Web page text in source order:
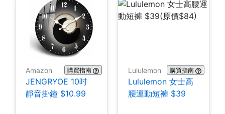
Amazon 購買指南
JENGRYOE 10吋
靜音掛鐘 $10.99
Lululemon 購買指南
Lululemon 女士高
腰運動短褲 $39